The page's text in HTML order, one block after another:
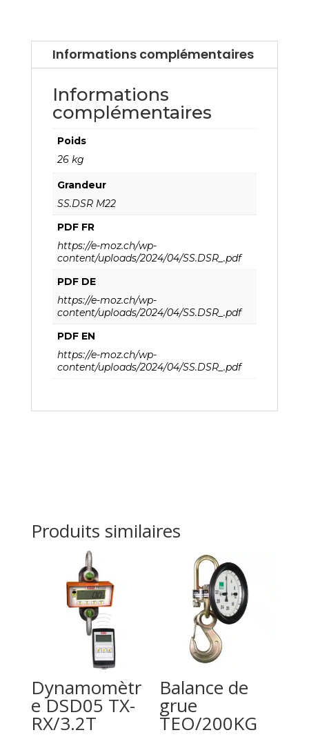
Informations complémentaires
Informations
complémentaires
Poids
26 kg
Grandeur
SS.DSR M22
PDF FR
https://e-moz.ch/wp-
content/uploads/2024/04/SS.DSR_.pdf
PDF DE
https://e-moz.ch/wp-
content/uploads/2024/04/SS.DSR_.pdf
PDF EN
https://e-moz.ch/wp-
content/uploads/2024/04/SS.DSR_.pdf
Produits similaires
Dynamomètr
e DSD05 TX-
RX/3.2T
Balance de
grue
TEO/200KG